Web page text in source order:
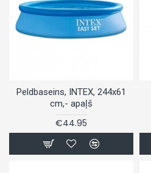
Peldbaseins, INTEX, 244x61
cm,- apaļš
€44.95